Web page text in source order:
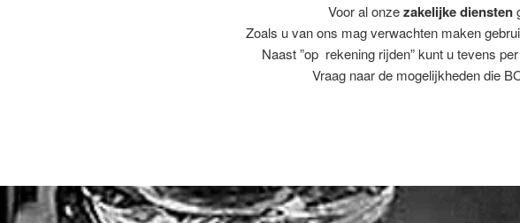
Voor al onzezakelijke diensten
Zoals u van ons mag verwachten maken
Naast ”op rekening rijden” kunt u tevens
Vraag naar de mogelijkheden die